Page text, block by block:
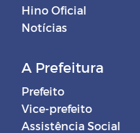
Hino Oficial
Notícias
A Prefeitura
Prefeito
Vice-prefeito
Assistência Social